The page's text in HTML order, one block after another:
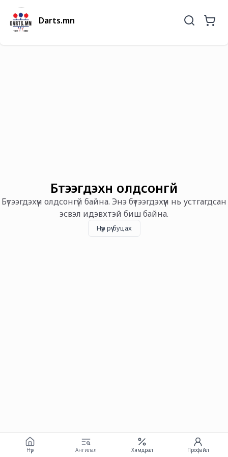
Darts.mn
Бүтээгдэхүүн олдсонгүй
Бүтээгдэхүүн олдсонгүй байна. Энэ бүтээгдэхүүн нь устгагдсан
эсвэл идэвхтэй биш байна.
Нүүр рүү буцах
Нүүр Ангилал Хямдрал Профайл